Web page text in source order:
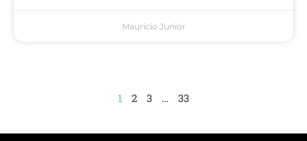
Mauricio Junior
1 2 3 … 33